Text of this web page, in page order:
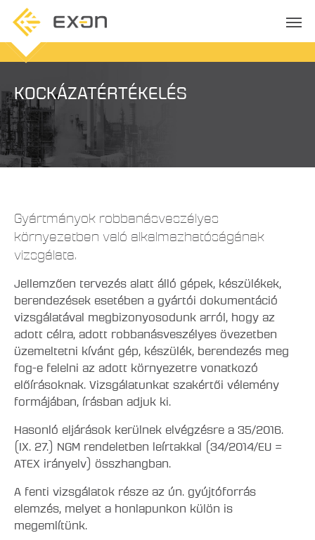
KOCKÁZATÉRTÉKELÉS
Gyártmányok robbanásveszélyes
környezetben való alkalmazhatóságának
vizsgálata.
Jellemzően tervezés alatt álló gépek, készülékek,
berendezések esetében a gyártói dokumentáció
vizsgálatával megbizonyosodunk arról, hogy az
adott célra, adott robbanásveszélyes övezetben
üzemeltetni kívánt gép, készülék, berendezés meg
fog-e felelni az adott környezetre vonatkozó
előírásoknak. Vizsgálatunkat szakértői vélemény
formájában, írásban adjuk ki.
Hasonló eljárások kerülnek elvégzésre a 35/2016.
(IX. 27.) NGM rendeletben leírtakkal (34/2014/EU =
ATEX irányelv) összhangban.
A fenti vizsgálatok része az ún. gyújtóforrás
elemzés, melyet a honlapunkon külön is
megemlítünk.